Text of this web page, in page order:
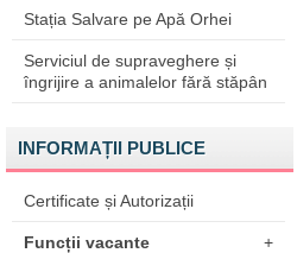
Stația Salvare pe Apă Orhei
Serviciul de supraveghere și
îngrijire a animalelor fără stăpân
INFORMAȚII PUBLICE
Certificate și Autorizații
Funcții vacante +